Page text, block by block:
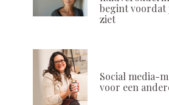
begint voordat
ziet
Social media-
voor een